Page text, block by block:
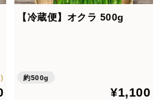
へお届けするため、使用す
を十分に確認し、清潔で強
【冷蔵便】オクラ 500g
約500g
¥1,100